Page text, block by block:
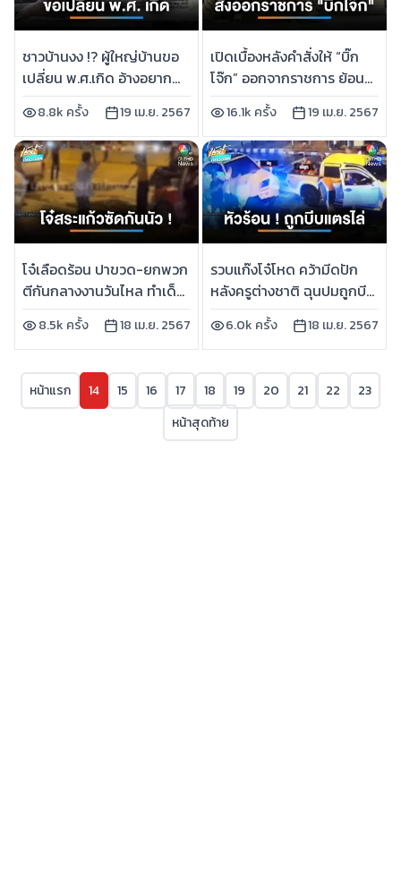
ชาวบ้านงง !? ผู้ใหญ่บ้านขอ
เปลี่ยน พ.ศ.เกิด อ้างอยาก
เป็นต่ออีก 2 ปี | เช้านี้ที่
หมอชิต
8.8k ครั้ง 19 เม.ย. 2567
เปิดเบื้องหลังคำสั่งให้ “บิ๊ก
โจ๊ก” ออกจากราชการ ย้อน
มรสุมแมว 9 ชีวิต | เช้านี้ที่
หมอชิต
16.1k ครั้ง 19 เม.ย. 2567
โจ๋เลือดร้อน ปาขวด-ยกพวก
ตีกันกลางงานวันไหล ทำเด็ก
14 ปี สลบกลางถนน | เช้านี้ที่
หมอชิต
8.5k ครั้ง 18 เม.ย. 2567
รวบแก๊งโจ๋โหด คว้ามีดปัก
หลังครูต่างชาติ ฉุนปมถูกบีบ
แตรไล่ | เช้านี้ที่หมอชิต
6.0k ครั้ง 18 เม.ย. 2567
หน้าแรก 14 15 16 17 18 19 20 21 22
23
หน้าสุดท้าย